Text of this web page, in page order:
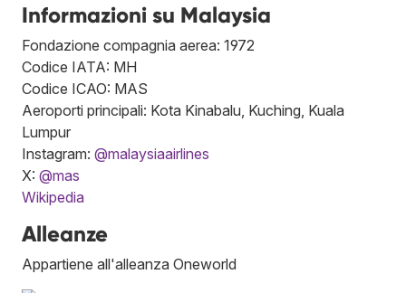
Informazioni su Malaysia
Fondazione compagnia aerea: 1972
Codice IATA: MH
Codice ICAO: MAS
Aeroporti principali: Kota Kinabalu, Kuching, Kuala
Lumpur
Instagram: @malaysiaairlines
X: @mas
Wikipedia
Alleanze
Appartiene all'alleanza Oneworld